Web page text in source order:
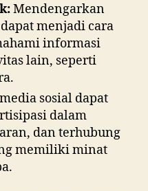
Mendengarkan
menjadi cara
informasi
lain, seperti
sosial dapat
dalam
dan terhubung
memiliki minat